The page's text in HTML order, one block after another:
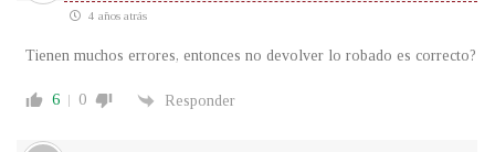
4 años atrás
Tienen muchos errores, entonces no devolver lo robado es correcto?
6 0 Responder